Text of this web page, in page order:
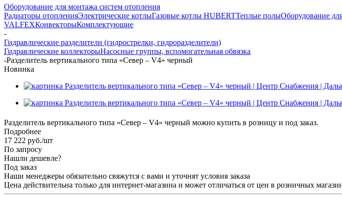
Оборудование для монтажа систем отопления
Радиаторы отопленияЭлектрические котлыГазовые котлы HUBERTТеплые полыОборудование
VALFEXКонвекторыКомплектующие
-
Гидравлические разделители (гидрострелки, гидроразделители)
Гидравлические коллекторыНасосные группы, вспомогательная обвязка
-Разделитель вертикального типа «Север – V4» черный
Новинка
Разделитель вертикального типа «Север – V4» черный можно купить в розницу и под заказ.
Подробнее
17 222 руб./шт
По запросу
Нашли дешевле?
Под заказ
Наши менеджеры обязательно свяжутся с вами и уточнят условия заказа
Цена действительна только для интернет-магазина и может отличаться от цен в розничных